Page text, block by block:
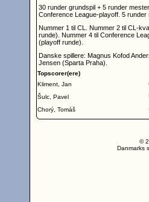
30 runder grundspil + 5 runder
Conference League-playoff. 5
Nummer 1 til CL. Nummer 2 til CL-
runde). Nummer 4 til Conference
(playoff runde).
Danske spillere: Magnus Kofod
Jensen (Sparta Praha).
Topscorer(ere)
Kliment, Jan
Šulc, Pavel
Chorý, Tomáš
©
Danmarks